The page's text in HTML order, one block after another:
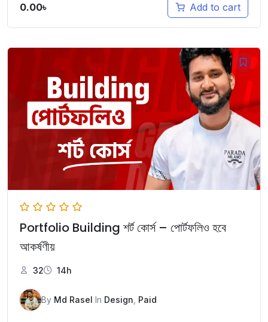
0.00৳ Add to cart
Portfolio Building শর্ট কোর্স – পোর্টফলিও হবে
আকর্ষণীয়
32 14h
By Md Rasel In Design Paid